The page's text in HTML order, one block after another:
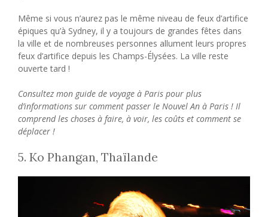
Même si vous n’aurez pas le même niveau de feux d’artifice
épiques qu’à Sydney, il y a toujours de grandes fêtes dans
la ville et de nombreuses personnes allument leurs propres
feux d’artifice depuis les Champs-Élysées. La ville reste
ouverte tard !
Consultez mon guide de voyage à Paris pour plus
d’informations sur comment passer le Nouvel An à Paris ! Il
comprend les choses à faire, à voir, les coûts et comment se
déplacer !
5. Ko Phangan, Thaïlande